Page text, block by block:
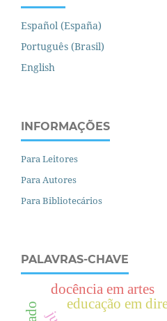
Español (España)
Português (Brasil)
English
INFORMAÇÕES
Para Leitores
Para Autores
Para Bibliotecários
PALAVRAS-CHAVE
educação em
docência em artes